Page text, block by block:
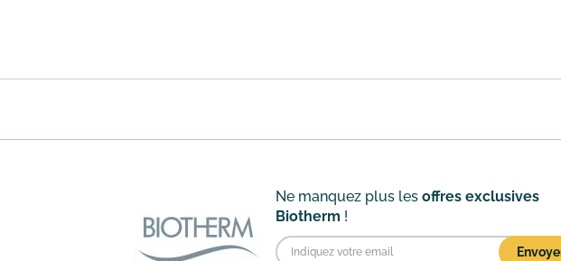
sur le site de la marque Biotherm vous recevrez des échantillons
Ne manquez plus les offres exclusives
Biotherm !